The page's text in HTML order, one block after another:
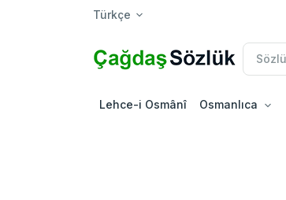
Türkçe
Lehce-i Osmânî Osmanlıca